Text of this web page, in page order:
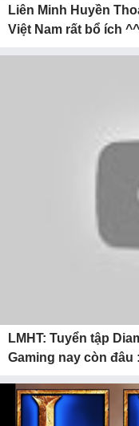
Liên Minh Huyền
Việt Nam rất bổ ích ^^
LMHT: Tuyển tập
Gaming nay còn đâu